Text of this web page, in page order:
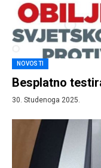
NOVOSTI
Besplatno
30. Studenoga 2025.